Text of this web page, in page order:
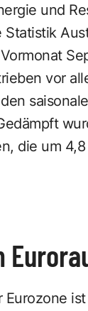
und
vor
die um
Eurozone